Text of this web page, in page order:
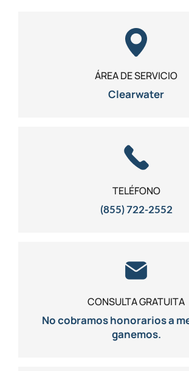
ÁREA DE SERVICIO
Clearwater
TELÉFONO
(855) 722-2552
CONSULTA GRATUITA
No cobramos honorarios a
ganemos.